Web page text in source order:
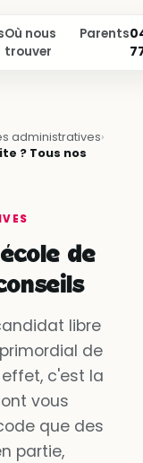
Où nous
trouver
Parents
administratives›
? Tous nos
de
libre
de
c'est la
vous
que des
partie,